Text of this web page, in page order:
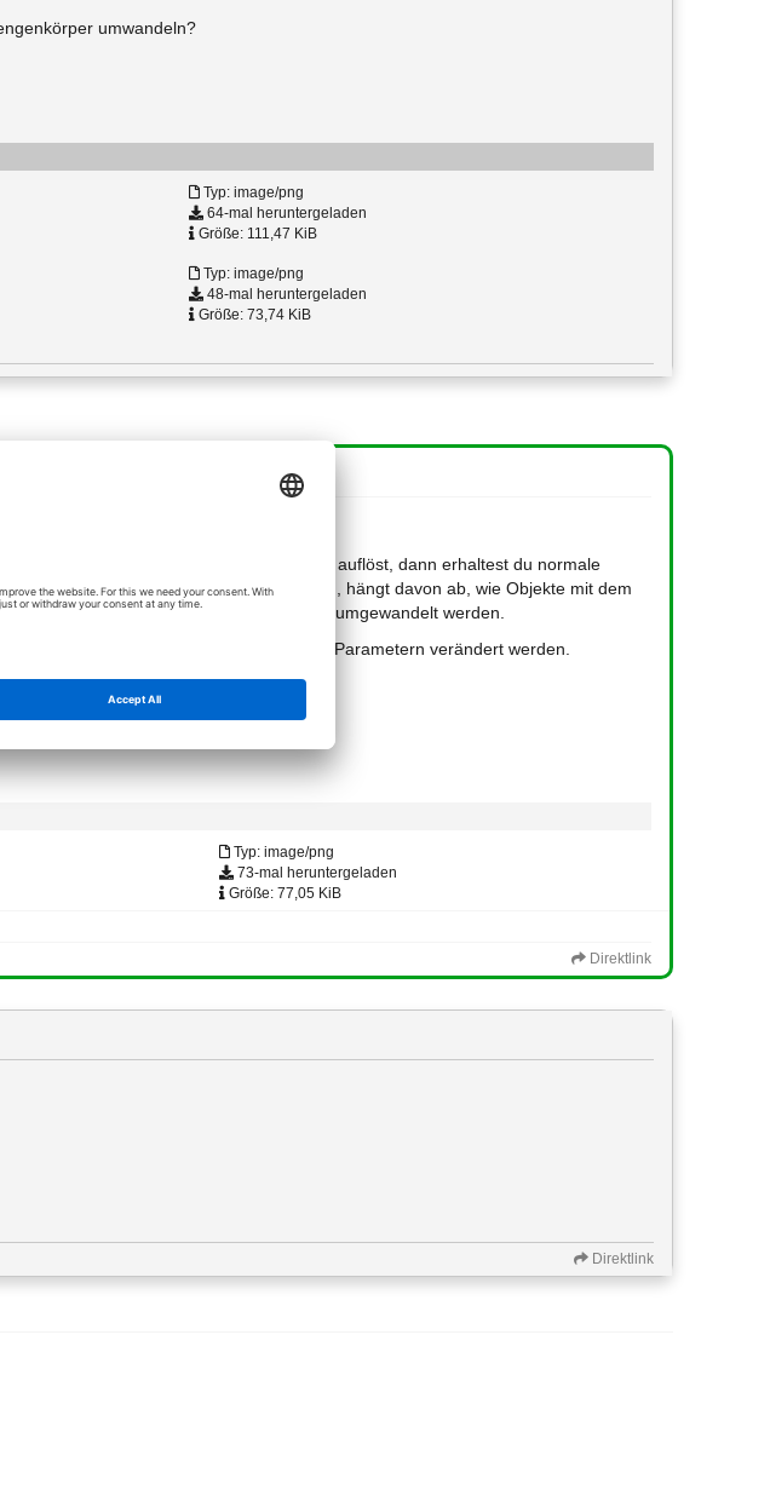
umwandeln?
Typ: image/png
64-mal heruntergeladen
Größe: 111,47 KiB
Typ: image/png
48-mal heruntergeladen
Größe: 73,74 KiB
mit der Funktion "Makro auflösen" komplett auflöst, dann erhaltest du normale
Körper) erhaltest du nach der Auflösung, hängt davon ab, wie Objekte mit dem
kann einfach in einen Mengenkörper umgewandelt werden.
können die Objekte nicht mehr mit Parametern verändert werden.
Typ: image/png
73-mal heruntergeladen
Größe: 77,05 KiB
Direktlink
Direktlink